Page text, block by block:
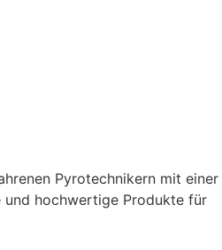
Pyrotechnikern mit einer
hochwertige Produkte für